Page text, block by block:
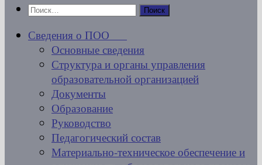
Найти:
Сведения о ПОО
Основные сведения
Структура и органы управления
образовательной организацией
Документы
Образование
Руководство
Педагогический состав
Материально-техническое обеспечение и